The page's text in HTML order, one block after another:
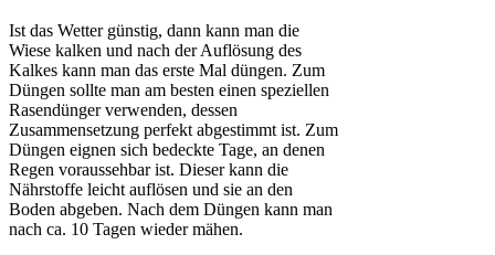
Ist das Wetter günstig, dann kann man die
Wiese kalken und nach der Auflösung des
Kalkes kann man das erste Mal düngen. Zum
Düngen sollte man am besten einen speziellen
Rasendünger verwenden, dessen
Zusammensetzung perfekt abgestimmt ist. Zum
Düngen eignen sich bedeckte Tage, an denen
Regen voraussehbar ist. Dieser kann die
Nährstoffe leicht auflösen und sie an den
Boden abgeben. Nach dem Düngen kann man
nach ca. 10 Tagen wieder mähen.